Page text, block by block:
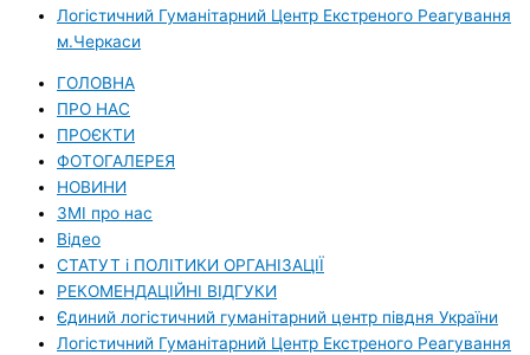
Логістичний Гуманітарний Центр Екстреного Реагування
м.Черкаси
ГОЛОВНА
ПРО НАС
ПРОЄКТИ
ФОТОГАЛЕРЕЯ
НОВИНИ
ЗМI про нас
Вiдео
СТАТУТ і ПОЛІТИКИ ОРГАНІЗАЦІЇ
РЕКОМЕНДАЦІЙНІ ВІДГУКИ
Єдиний логістичний гуманітарний центр півдня України
Логістичний Гуманітарний Центр Екстреного Реагування